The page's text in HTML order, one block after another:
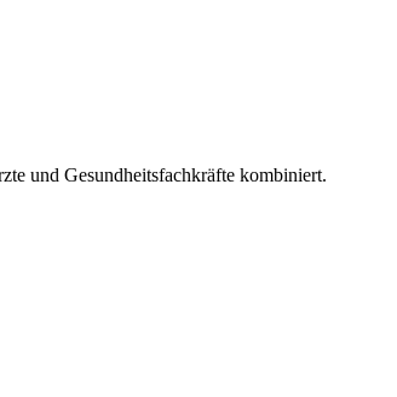
und Gesundheitsfachkräfte kombiniert.